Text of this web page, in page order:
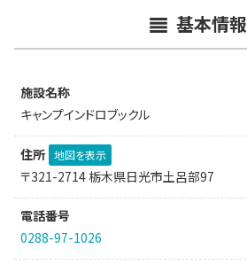
基本情報
施設名称
キャンプインドロブックル
住所 地図を表示
〒321-2714 栃木県日光市土呂部97
電話番号
0288-97-1026